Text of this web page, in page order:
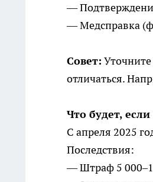
—
— Медсправка
Совет:
отличаться.
Что будет,
С апреля 2025
Последствия:
— Штраф 5